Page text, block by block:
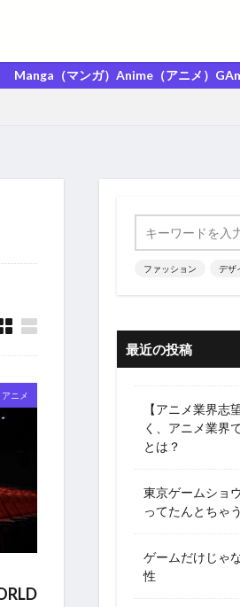
）Anime（アニメ）GAme（ゲーム）
アニメ
ファッション デザ
最近の投稿
【アニメ業界志
く、アニメ業界
とは？
東京ゲームショ
ってたんとちゃう
ゲームだけじゃ
性